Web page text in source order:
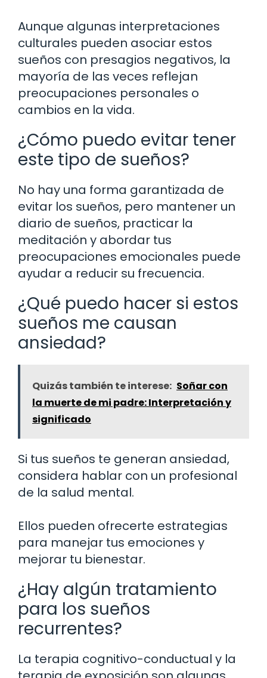
Aunque algunas interpretaciones
culturales pueden asociar estos
sueños con presagios negativos, la
mayoría de las veces reflejan
preocupaciones personales o
cambios en la vida.
¿Cómo puedo evitar tener
este tipo de sueños?
No hay una forma garantizada de
evitar los sueños, pero mantener un
diario de sueños, practicar la
meditación y abordar tus
preocupaciones emocionales puede
ayudar a reducir su frecuencia.
¿Qué puedo hacer si estos
sueños me causan
ansiedad?
Quizás también te interese: Soñar con
la muerte de mi padre: Interpretación y
significado
Si tus sueños te generan ansiedad,
considera hablar con un profesional
de la salud mental.
Ellos pueden ofrecerte estrategias
para manejar tus emociones y
mejorar tu bienestar.
¿Hay algún tratamiento
para los sueños
recurrentes?
La terapia cognitivo-conductual y la